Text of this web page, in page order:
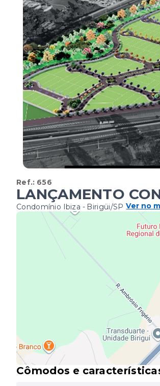
Ref.: 656
LANÇAMENTO
Condomínio Ibiza - Birigüi/SP Ver no
Cômodos e